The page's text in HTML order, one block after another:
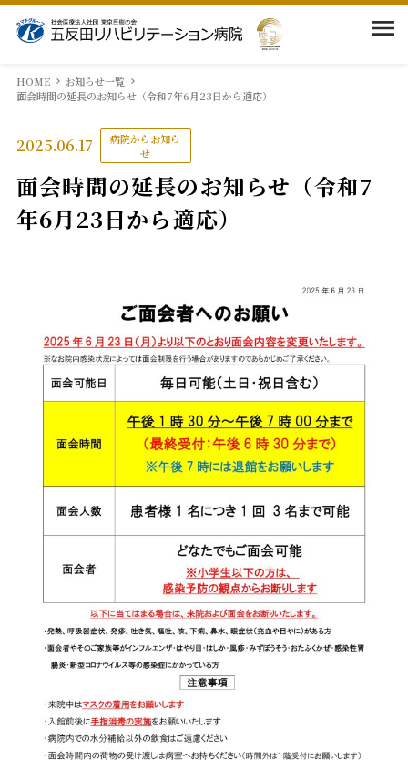
当院の紹介
病院理念・基本方針
院長挨拶
当院での取組み
広報物
実績データ
学会発表
掲示事項
入院案内
入院のご案内
相談窓口
面会・お見舞いの方
部門紹介
医局
薬剤科
リハビリテーション科
訪問リハビリテーション
通所リハビリテーション
摂食嚥下サポートチーム（SST）
栄養サポートチーム（NST）
褥瘡対策チーム
採用情報
HOME
お知らせ一覧
面会時間の延長のお知らせ（令和7年6月23日から適応）
2025.06.17
病院からお知ら
せ
面会時間の延長のお知らせ（令和7
年6月23日から適応）